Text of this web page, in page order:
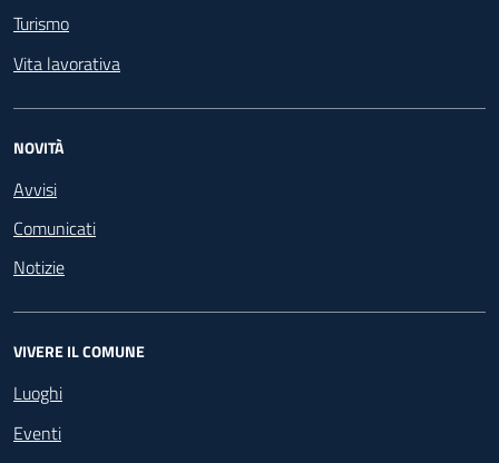
Turismo
Vita lavorativa
NOVITÀ
Avvisi
Comunicati
Notizie
VIVERE IL COMUNE
Luoghi
Eventi